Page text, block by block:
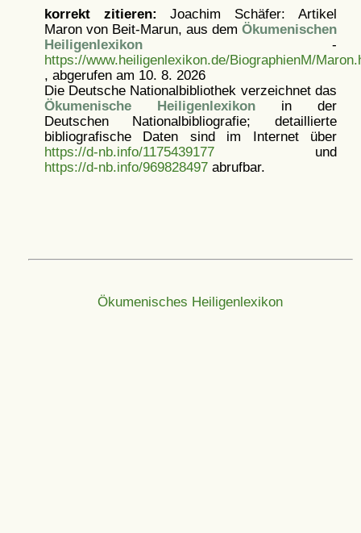
korrekt zitieren: Joachim Schäfer: Artikel
Maron von Beit-Marun, aus dem Ökumenischen
Heiligenlexikon-
https://www.heiligenlexikon.de/BiographienM/
, abgerufen am 10. 8. 2026
Die Deutsche Nationalbibliothek verzeichnet das
Ökumenische Heiligenlexikonin der
Deutschen Nationalbibliografie; detaillierte
bibliografische Daten sind im Internet über
https://d-nb.info/1175439177und
https://d-nb.info/969828497abrufbar.
Ökumenisches Heiligenlexikon